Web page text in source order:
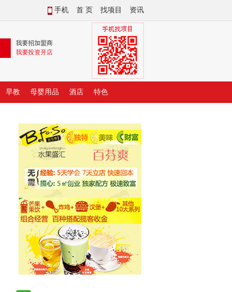
手机 首 页 找项目 资讯
我要招加盟商
我要投资开店
早教 母婴用品 酒店 特色